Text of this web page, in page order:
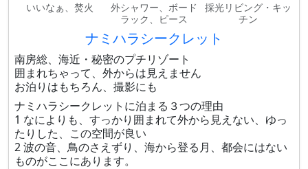
いいなぁ、焚火
外シャワー、ボード
ラック、ピース
採光リビング・キッ
チン
ナミハラシークレット
南房総、海近・秘密のプチリゾート
囲まれちゃって、外からは見えません
お泊りはもちろん、撮影にも
ナミハラシークレットに泊まる３つの理由
1 なによりも、すっかり囲まれて外から見えない、ゆっ
たりした、この空間が良い
2 波の音、鳥のさえずり、海から登る月、都会にはない
ものがここにあります。